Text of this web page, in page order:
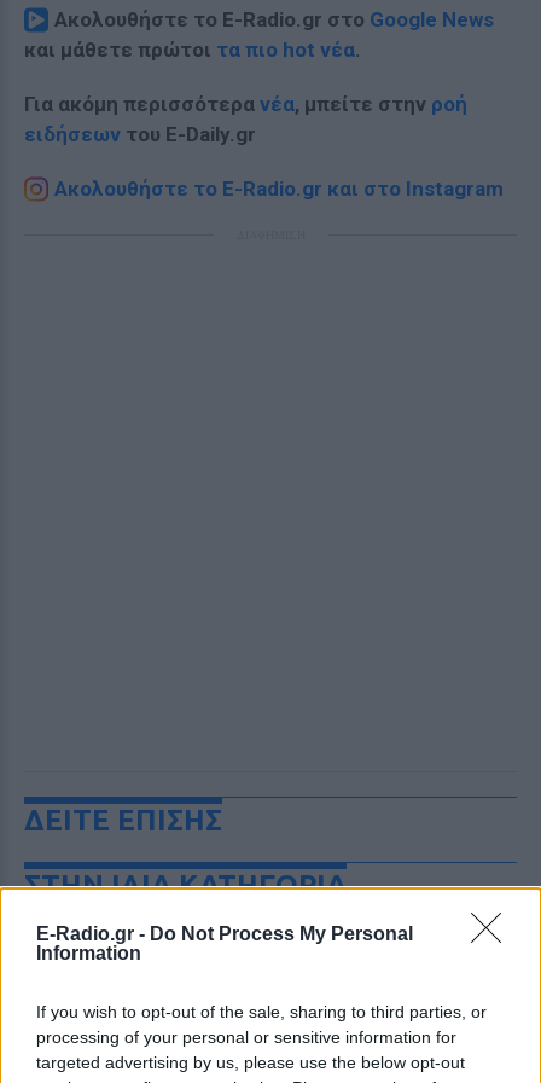
E-Radio.gr - Do Not Process My Personal
Information
If you wish to opt-out of the sale, sharing to third parties, or
processing of your personal or sensitive information for
targeted advertising by us, please use the below opt-out
Ακολουθήστε το E-Radio.gr στο Google News
και μάθετε πρώτοι τα πιο hot νέα.
Για ακόμη περισσότερα νέα, μπείτε στην ροή
ειδήσεων του E-Daily.gr
Ακολουθήστε το E-Radio.gr και στο Instagram
ΔΕΙΤΕ ΕΠΙΣΗΣ
ΣΤΗΝ ΙΔΙΑ ΚΑΤΗΓΟΡΙΑ
Χούθι χτύπησαν Aramco, Ιράν
ΣΉΜΕΡΑ
μετά από επίθεση drone - Η Τεχεράνη